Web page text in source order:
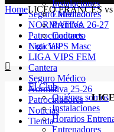
Seguro Médico
NORMATIVA 26-27
Patrocinadores
Noticias
El Club
Quiénes somos
Instalaciones
Horarios
Entrenadores
Instalaciones
Entrenadores
Premios
Contacto
Liga VIPS Masc
LIGA VIPS FEM
Cantera
Seguro Médico
Normativa 25-26
Patrocinadores
Noticias
Tienda
HomeLICEO FRANCÉS